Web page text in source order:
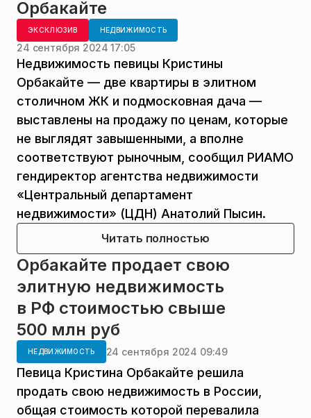
Орбакайте
ЭКСКЛЮЗИВ НЕДВИЖИМОСТЬ
24 сентября 2024 17:05
Недвижимость певицы Кристины
Орбакайте — две квартиры в элитном
столичном ЖК и подмосковная дача —
выставлены на продажу по ценам, которые
не выглядят завышенными, а вполне
соответствуют рыночным, сообщил РИАМО
гендиректор агентства недвижимости
«Центральный департамент
недвижимости» (ЦДН) Анатолий Пысин.
Читать полностью
Орбакайте продает свою
элитную недвижимость
в РФ стоимостью свыше
500 млн руб
НЕДВИЖИМОСТЬ 24 сентября 2024 09:49
Певица Кристина Орбакайте решила
продать свою недвижимость в России,
общая стоимость которой перевалила